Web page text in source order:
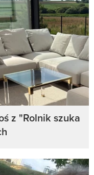
z "Rolnik szuka